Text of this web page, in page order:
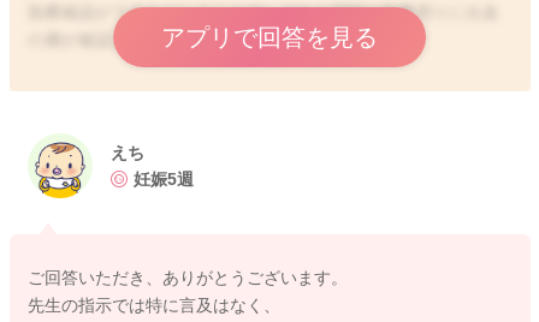
胎嚢確認ができたということで、それと同時に胎嚢周りに出血
の層が確認されていたのですね。
お仕事を今は週2でされているということで、お休みされるかど
もしお休みをすることも可能なようでしたら、念のために大事
をとって次の診察までお休みをされてみるのもいいかもしれま
ないとも思います。
アプリで回答を見る
えち
妊娠5週
ご回答いただき、ありがとうございます。
先生の指示では特に言及はなく、